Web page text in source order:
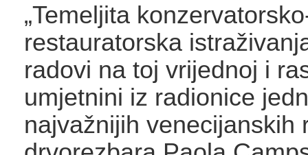
„Temeljita
restauratorska
radovi na toj vrijednoj i
umjetnini iz radionice
najvažnijih venecijanskih